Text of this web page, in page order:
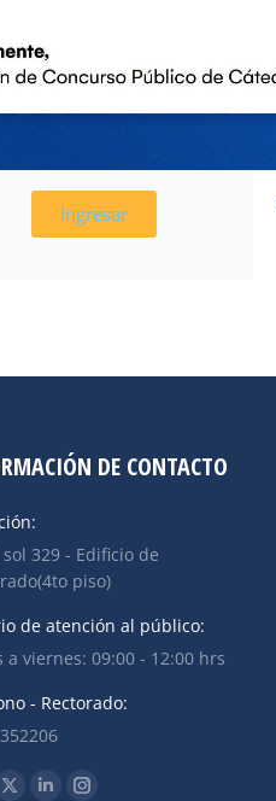
DE ASAMBLEA
Ingresar
DE CONTACTO
329 - Edificio de
piso)
de atención al público:
a viernes: 09:00 - 12:00 hrs
- Rectorado:
on: